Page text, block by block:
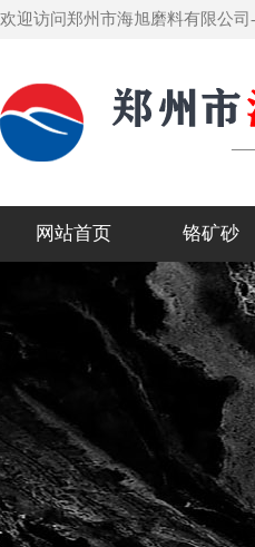
欢迎访问郑州市海旭磨料有限公司
网站首页 铬矿砂